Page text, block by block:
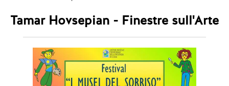
Tamar Hovsepian - Finestre sull'Arte